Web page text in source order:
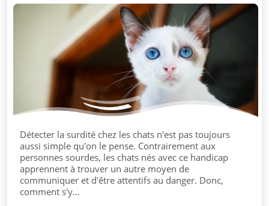
Détecter la surdité chez les chats n'est pas toujours
aussi simple qu'on le pense. Contrairement aux
personnes sourdes, les chats nés avec ce handicap
apprennent à trouver un autre moyen de
communiquer et d'être attentifs au danger. Donc,
comment s'y...